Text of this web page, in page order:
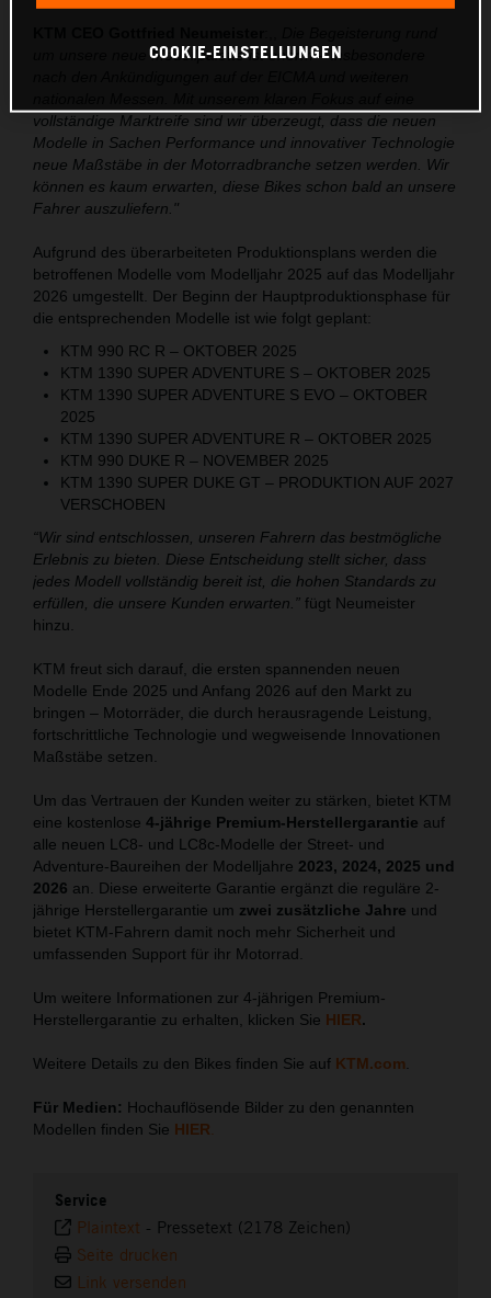
um unsere neue Modellpalette ist enorm – insbesondere
vollständige Marktreife sind wir überzeugt, dass die neuen
Modelle in Sachen Performance und innovativer Technologie
neue Maßstäbe in der Motorradbranche setzen werden. Wir
können es kaum erwarten, diese Bikes schon bald an unsere
Fahrer auszuliefern."
Aufgrund des überarbeiteten Produktionsplans werden die
betroffenen Modelle vom Modelljahr 2025 auf das Modelljahr
2026 umgestellt. Der Beginn der Hauptproduktionsphase für
die entsprechenden Modelle ist wie folgt geplant:
KTM 990 RC R – OKTOBER 2025
KTM 1390 SUPER ADVENTURE S – OKTOBER 2025
KTM 1390 SUPER ADVENTURE S EVO – OKTOBER
2025
KTM 1390 SUPER ADVENTURE R – OKTOBER 2025
KTM 990 DUKE R – NOVEMBER 2025
KTM 1390 SUPER DUKE GT – PRODUKTION AUF 2027
VERSCHOBEN
“Wir sind entschlossen, unseren Fahrern das bestmögliche
Erlebnis zu bieten. Diese Entscheidung stellt sicher, dass
jedes Modell vollständig bereit ist, die hohen Standards zu
erfüllen, die unsere Kunden erwarten.” fügt Neumeister
hinzu.
KTM freut sich darauf, die ersten spannenden neuen
Modelle Ende 2025 und Anfang 2026 auf den Markt zu
bringen – Motorräder, die durch herausragende Leistung,
fortschrittliche Technologie und wegweisende Innovationen
Maßstäbe setzen.
Um das Vertrauen der Kunden weiter zu stärken, bietet KTM
eine kostenlose 4-jährige Premium-Herstellergarantie auf
alle neuen LC8- und LC8c-Modelle der Street- und
Adventure-Baureihen der Modelljahre 2023, 2024, 2025 und
2026 an. Diese erweiterte Garantie ergänzt die reguläre 2-
jährige Herstellergarantie um zwei zusätzliche Jahre und
bietet KTM-Fahrern damit noch mehr Sicherheit und
umfassenden Support für ihr Motorrad.
Um weitere Informationen zur 4-jährigen Premium-
Herstellergarantie zu erhalten, klicken Sie HIER.
Weitere Details zu den Bikes finden Sie auf KTM.com
Für Medien: Hochauflösende Bilder zu den genannten
Modellen finden Sie HIER
Service
Plaintext - Pressetext (2178 Zeichen)
Seite drucken
Link versenden
COOKIE-EINSTELLUNGEN